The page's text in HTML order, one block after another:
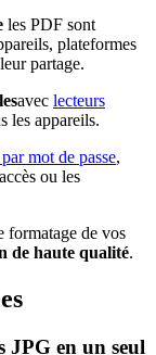
les PDF sont
plateformes
partage.
avec lecteurs
les appareils.
mot de passe,
ou les
formatage de vos
de haute qualité.
JPG en un seul